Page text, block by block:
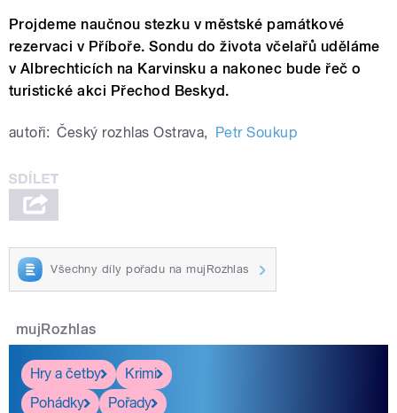
Projdeme naučnou stezku v městské památkové
rezervaci v Příboře. Sondu do života včelařů uděláme
v Albrechticích na Karvinsku a nakonec bude řeč o
turistické akci Přechod Beskyd.
autoři: Český rozhlas Ostrava, Petr Soukup
Všechny díly pořadu na mujRozhlas
mujRozhlas
Hry a četby
Krimi
Pohádky
Pořady